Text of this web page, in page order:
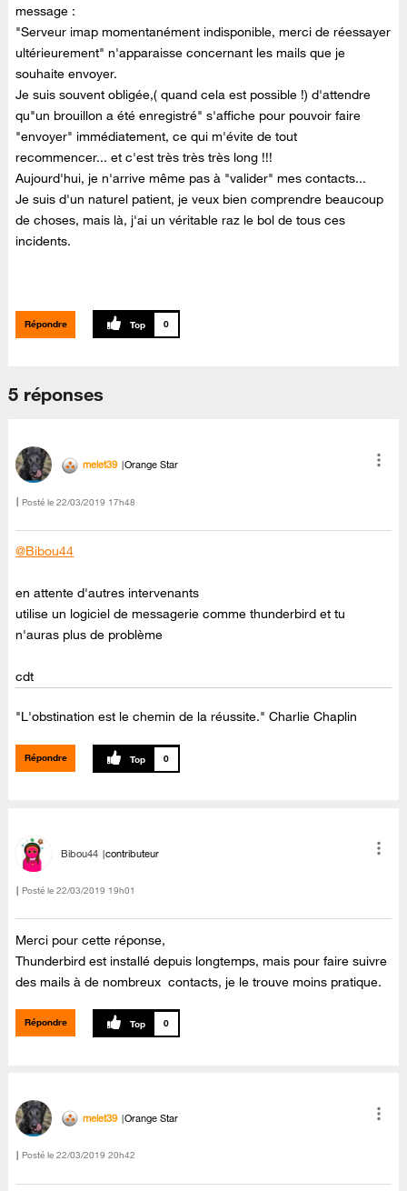
message :
"Serveur imap momentanément indisponible, merci de réessayer
ultérieurement" n'apparaisse concernant les mails que je
souhaite envoyer.
Je suis souvent obligée,( quand cela est possible !) d'attendre
qu"un brouillon a été enregistré" s'affiche pour pouvoir faire
"envoyer" immédiatement, ce qui m'évite de tout
recommencer... et c'est très très très long !!!
Aujourd'hui, je n'arrive même pas à "valider" mes contacts...
Je suis d'un naturel patient, je veux bien comprendre beaucoup
de choses, mais là, j'ai un véritable raz le bol de tous ces
incidents.
Répondre 0
5 réponses
melet39 Orange Star
Posté le ‎22/03/2019 17h48
@Bibou44
en attente d'autres intervenants
utilise un logiciel de messagerie comme thunderbird et tu
n'auras plus de problème
cdt
"L'obstination est le chemin de la réussite." Charlie Chaplin
Répondre 0
Bibou44 contributeur
Posté le ‎22/03/2019 19h01
Merci pour cette réponse,
Thunderbird est installé depuis longtemps, mais pour faire suivre
des mails à de nombreux contacts, je le trouve moins pratique.
Répondre 0
melet39 Orange Star
Posté le ‎22/03/2019 20h42